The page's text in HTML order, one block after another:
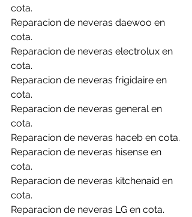
cota.
Reparacion de neveras daewoo en
cota.
Reparacion de neveras electrolux en
cota.
Reparacion de neveras frigidaire en
cota.
Reparacion de neveras general en
cota.
Reparacion de neveras haceb en cota.
Reparacion de neveras hisense en
cota.
Reparacion de neveras kitchenaid en
cota.
Reparacion de neveras LG en cota.